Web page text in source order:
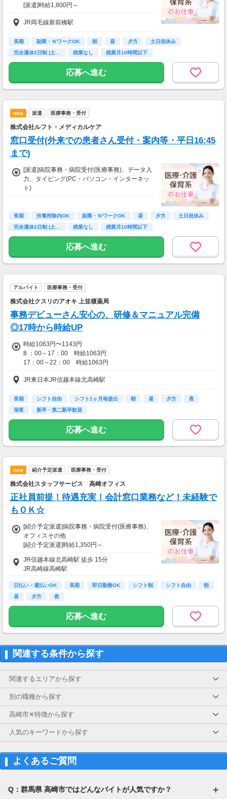
[派遣]時給1,800円～
【月収例】
時給1800円×1日7.25時間×月21日
＝月収27万4050円！
【交通費】
会社規定に沿って支給
JR両毛線新前橋駅
長期 副業・ＷワークOK 朝 昼 夕方
土日祝休み
完全週休2日制 (土…
残業なし 残業月10時間以下
応募へ進む
new 派遣 医療事務・受付
株式会社ルフト・メディカルケア
窓口受付(外来での患者さん受付・案内等・平日16:45
まで)
[派遣]病院事務・病院受付(医療事務)、データ入
力、タイピング(PC・パソコン・インターネッ
ト)
[派遣]時給1,250円～
時給1250円×1日3.75時間×月21日
＝月収9万8448円！
長期 扶養控除内OK 副業・ＷワークOK 昼 夕方
土日祝休み
完全週休2日制 (土…
残業なし 残業月10時間以下
応募へ進む
アルバイト 医療事務・受付
株式会社クスリのアオキ 上並榎薬局
事務デビューさん安心の、研修＆マニュアル完備
◎17時から時給UP
時給1063円〜1143円
8 ：00～17：00 時給1063円
17：00～22：00 時給1063円
☆日祝 時給50円UP☆
☆登録販売者手当 時給30円UP☆
【交通費】
JR東日本JR信越本線北高崎駅
長期 シフト自由 シフト1ヶ月毎提出 朝 昼 夕方
夜
深夜
新卒・第二新卒歓迎
応募へ進む
new 紹介予定派遣 医療事務・受付
株式会社スタッフサービス 高崎オフィス
正社員前提！待遇充実！会計窓口業務など！未経験で
もＯＫ☆
[紹介予定派遣]病院事務・病院受付(医療事務)、
オフィスその他
[紹介予定派遣]時給1,350円～
このお仕事は、働いた分の給料を給料日を待た
ずに受け取れる『速払いサービス』を利用でき
ます（利用規定あり）
一部支給
JR信越本線北高崎駅 徒歩 15分
JR高崎線高崎駅
日払い・週払いOK 長期 即日勤務OK シフト制 シフト自由
朝
昼
夕方 夜
応募へ進む
関連する条件から探す
関連するエリアから探す
別の職種から探す
高崎市✕特徴から探す
人気のキーワードから探す
よくあるご質問
Q：群馬県 高崎市ではどんなバイトが人気ですか？